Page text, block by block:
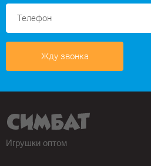
Жду звонка
Игрушки оптом